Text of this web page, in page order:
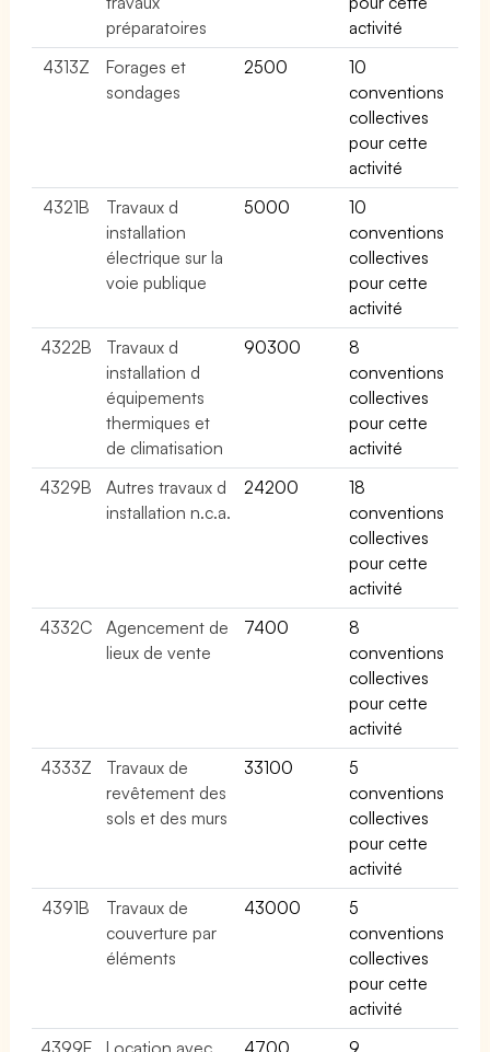
préparatoires
activité
4313Z
Forages et
sondages
2500
10
conventions
collectives
pour cette
activité
4321B
Travaux d
installation
électrique sur la
voie publique
5000
10
conventions
collectives
pour cette
activité
4322B
Travaux d
installation d
équipements
thermiques et
de climatisation
90300
8
conventions
collectives
pour cette
activité
4329B
Autres travaux d
installation n.c.a.
24200
18
conventions
collectives
pour cette
activité
4332C
Agencement de
lieux de vente
7400
8
conventions
collectives
pour cette
activité
4333Z
Travaux de
revêtement des
sols et des murs
33100
5
conventions
collectives
pour cette
activité
4391B
Travaux de
couverture par
éléments
43000
5
conventions
collectives
pour cette
activité
4399E
Location avec 4700 9